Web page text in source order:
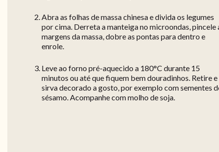
Abra as folhas de massa chinesa e divida os legumes
por cima. Derreta a manteiga no microondas, pincele
margens da massa, dobre as pontas para dentro e
enrole.
Leve ao forno pré-aquecido a 180°C durante 15
minutos ou até que fiquem bem douradinhos. Retire e
sirva decorado a gosto, por exemplo com sementes
sésamo. Acompanhe com molho de soja.